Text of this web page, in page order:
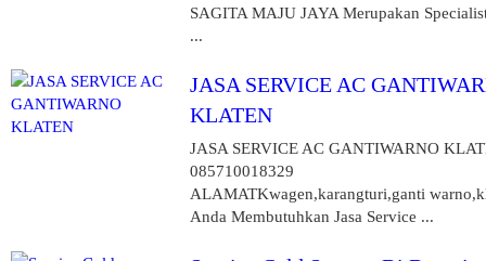
SAGITA MAJU JAYA Merupakan
...
JASA SERVICE AC
KLATEN
JASA SERVICE AC GANTIWARNO
085710018329
ALAMATKwagen,karangturi,ganti
Anda Membutuhkan Jasa Service ...